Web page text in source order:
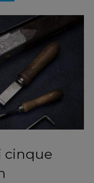
cinque